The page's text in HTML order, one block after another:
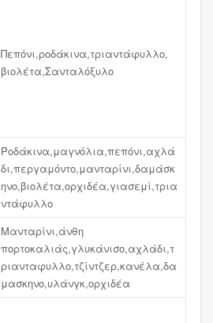
Πεπόνι,ροδάκινα,τριαντάφυλλο,
βιολέτα,Σανταλόξυλο
Ροδάκινα,μαγνόλια,πεπόνι,αχλά
δι,περγαμόντο,μανταρίνι,δαμάσκ
ηνο,βιολέτα,ορχιδέα,γιασεμί,τρια
ντάφυλλο
Μανταρίνι,άνθη
πορτοκαλιάς,γλυκάνισο,αχλάδι,τ
ριανταφυλλο,τζίντζερ,κανέλα,δα
μασκηνο,υλάνγκ,ορχιδέα